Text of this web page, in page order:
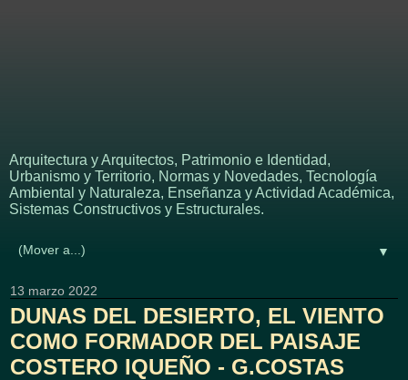
Arquitectura y Arquitectos, Patrimonio e Identidad,
Urbanismo y Territorio, Normas y Novedades, Tecnología
Ambiental y Naturaleza, Enseñanza y Actividad Académica,
Sistemas Constructivos y Estructurales.
▼
13 marzo 2022
DUNAS DEL DESIERTO, EL VIENTO
COMO FORMADOR DEL PAISAJE
COSTERO IQUEÑO - G.COSTAS